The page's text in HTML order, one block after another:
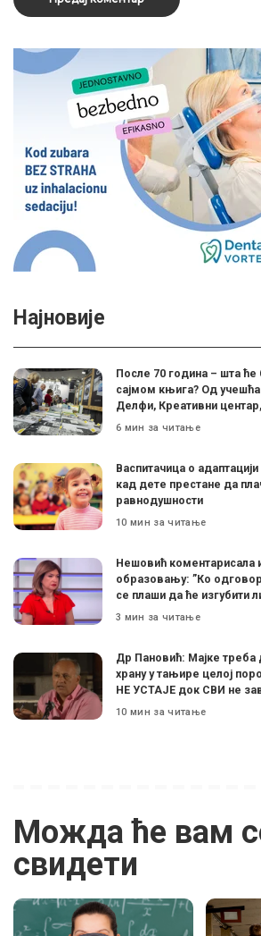
Најновије
После 70 година – шта
сајмом књига? Од учешћа
Делфи, Креативни
6 мин за читање
Васпитачица о
кад дете престане да
равнодушности
10 мин за читање
Нешовић коментарисала
образовању: ”Ко
се плаши да ће изгубити
3 мин за читање
Др Пановић: Мајке треба
храну у тањире целој
НЕ УСТАЈЕ док СВИ не
10 мин за читање
Можда ће вам
свидети